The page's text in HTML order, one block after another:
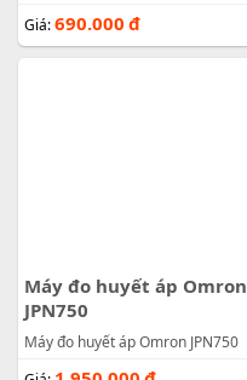
Giá:690.000 đ
Máy đo huyết áp Omron
JPN750
Máy đo huyết áp Omron JPN750